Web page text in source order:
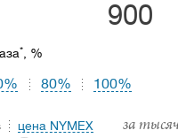
900
*, %
80% 100%
цена NYMEX за